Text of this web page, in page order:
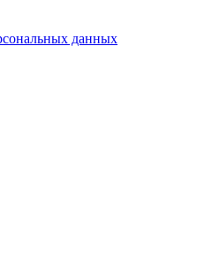
данных